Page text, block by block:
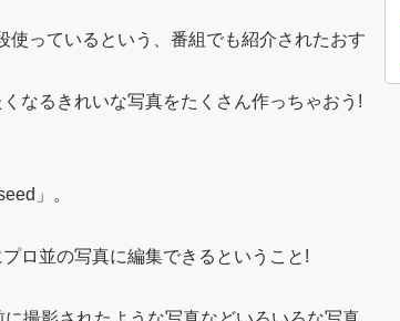
使っているという、番組でも紹介されたおす
なるきれいな写真をたくさん作っちゃおう!
」。
ロ並の写真に編集できるということ!